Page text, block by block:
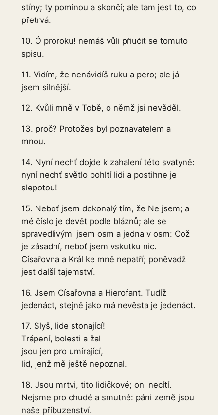
stíny; ty pominou a skončí; ale tam jest to, co
přetrvá.
10. Ó proroku! nemáš vůli přiučit se tomuto
spisu.
11. Vidím, že nenávidíš ruku a pero; ale já
jsem silnější.
12. Kvůli mně v Tobě, o němž jsi nevěděl.
13. proč? Protožes byl poznavatelem a
mnou.
14. Nyní nechť dojde k zahalení této svatyně:
nyní nechť světlo pohltí lidi a postihne je
slepotou!
15. Neboť jsem dokonalý tím, že Ne jsem; a
mé číslo je devět podle bláznů; ale se
spravedlivými jsem osm a jedna v osm: Což
je zásadní, neboť jsem vskutku nic.
Císařovna a Král ke mně nepatří; poněvadž
jest další tajemství.
16. Jsem Císařovna a Hierofant. Tudíž
jedenáct, stejně jako má nevěsta je jedenáct.
17. Slyš, lide stonající!
Trápení, bolesti a žal
jsou jen pro umírající,
lid, jenž mě ještě nepoznal.
18. Jsou mrtvi, tito lidičkové; oni necítí.
Nejsme pro chudé a smutné: páni země jsou
naše příbuzenství.